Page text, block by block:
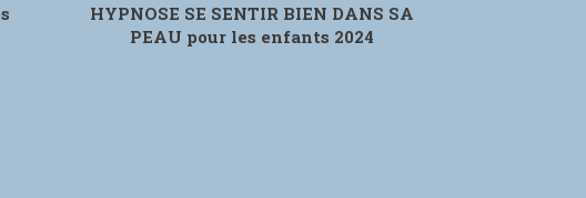
HYPNOSE SE SENTIR BIEN DANS SA
PEAU pour les enfants 2024